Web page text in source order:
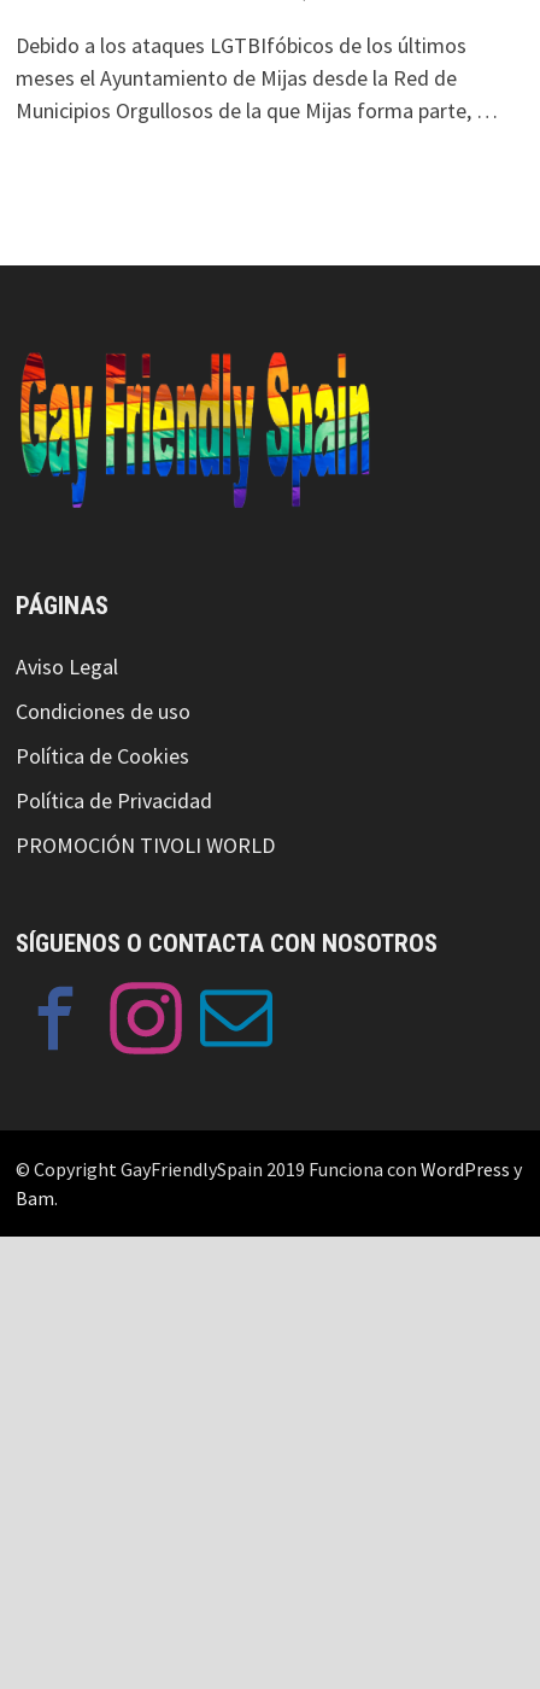
Debido a los ataques LGTBIfóbicos de los últimos
meses el Ayuntamiento de Mijas desde la Red de
Municipios Orgullosos de la que Mijas forma parte, …
PÁGINAS
Aviso Legal
Condiciones de uso
Política de Cookies
Política de Privacidad
PROMOCIÓN TIVOLI WORLD
SÍGUENOS O CONTACTA CON NOSOTROS
© Copyright GayFriendlySpain 2019 Funciona con WordPress y
Bam.